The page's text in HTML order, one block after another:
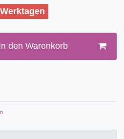
den Warenkorb